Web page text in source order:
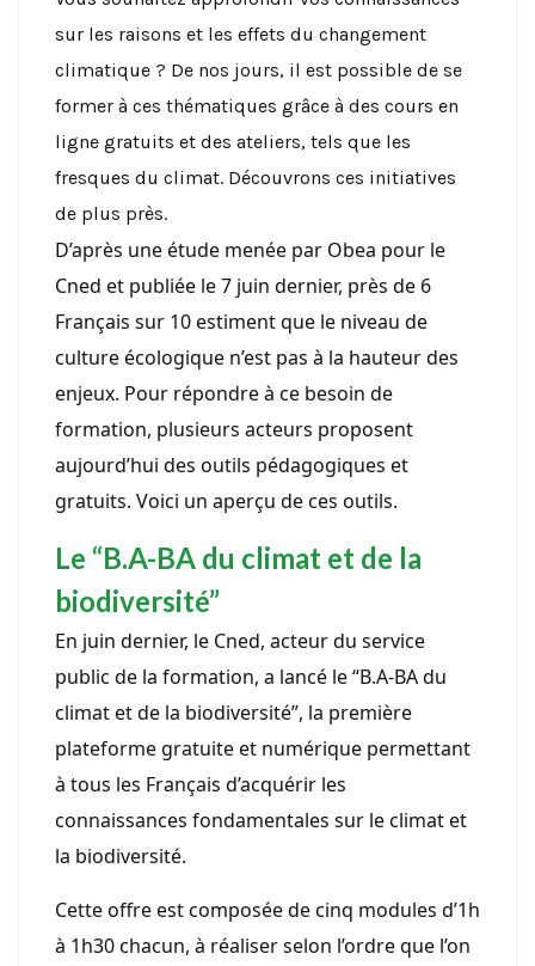
sur les raisons et les effets du changement
climatique ? De nos jours, il est possible de se
former à ces thématiques grâce à des cours en
ligne gratuits et des ateliers, tels que les
fresques du climat. Découvrons ces initiatives
de plus près.
D’après uneétude menée par Obea pour le
Cned et publiée le 7 juin dernier, près de 6
Français sur 10 estiment que le niveau de
culture écologique n’est pas à la hauteur des
enjeux. Pour répondre à ce besoin de
formation, plusieurs acteurs proposent
aujourd’hui des outils pédagogiques et
gratuits. Voici un aperçu de ces outils.
Le “B.A-BA du climat et de la
biodiversité”
En juin dernier, le Cned, acteur du service
public de la formation, a lancé le “B.A-BA du
climat et de la biodiversité”, la première
plateforme gratuite et numérique permettant
à tous les Français d’acquérir les
connaissances fondamentales sur le climat et
la biodiversité.
Cette offre est composée de cinq modules d’1h
à 1h30 chacun, à réaliser selon l’ordre que l’on